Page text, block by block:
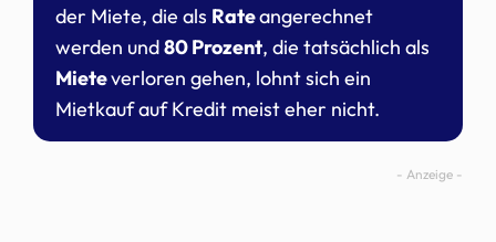
der Miete, die als Rateangerechnet
werden und80 Prozent, die tatsächlich als
Mieteverloren gehen, lohnt sich ein
Mietkauf auf Kredit meist eher nicht.